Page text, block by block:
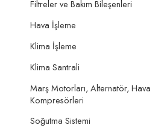
Filtreler ve Bakım Bileşenleri
Hava İşleme
Klima İşleme
Klima Santrali
Marş Motorları, Alternatör, Hava
Kompresörleri
Soğutma Sistemi